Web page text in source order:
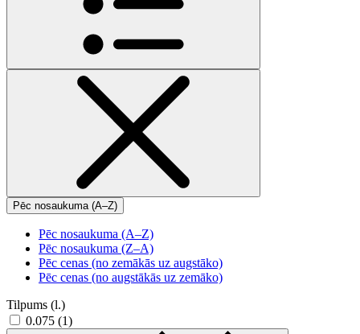
Pēc nosaukuma (A–Z)
Pēc nosaukuma (A–Z)
Pēc nosaukuma (Z–A)
Pēc cenas (no zemākās uz augstāko)
Pēc cenas (no augstākās uz zemāko)
Tilpums (l.)
0.075 (1)